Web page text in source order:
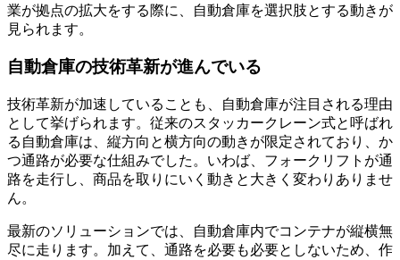
業が拠点の拡大をする際に、自動倉庫を選択肢とする動きが
見られます。
自動倉庫の技術革新が進んでいる
技術革新が加速していることも、自動倉庫が注目される理由
として挙げられます。従来のスタッカークレーン式と呼ばれ
る自動倉庫は、縦方向と横方向の動きが限定されており、か
つ通路が必要な仕組みでした。いわば、フォークリフトが通
路を走行し、商品を取りにいく動きと大きく変わりありませ
ん。
最新のソリューションでは、自動倉庫内でコンテナが縦横無
尽に走ります。加えて、通路を必要も必要としないため、作